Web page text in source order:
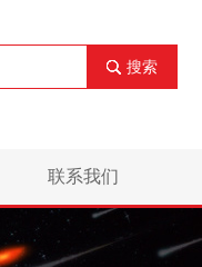
搜索
联系我们